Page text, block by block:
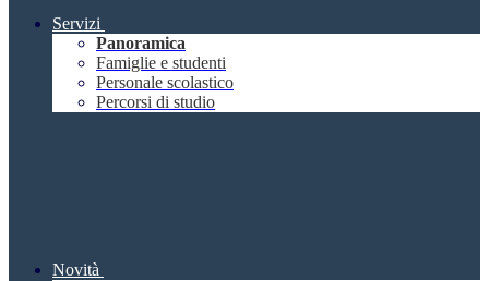
Servizi
Panoramica
Famiglie e studenti
Personale scolastico
Percorsi di studio
Novità